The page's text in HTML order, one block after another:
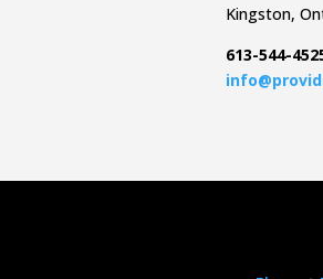
Kingston,
613-544-